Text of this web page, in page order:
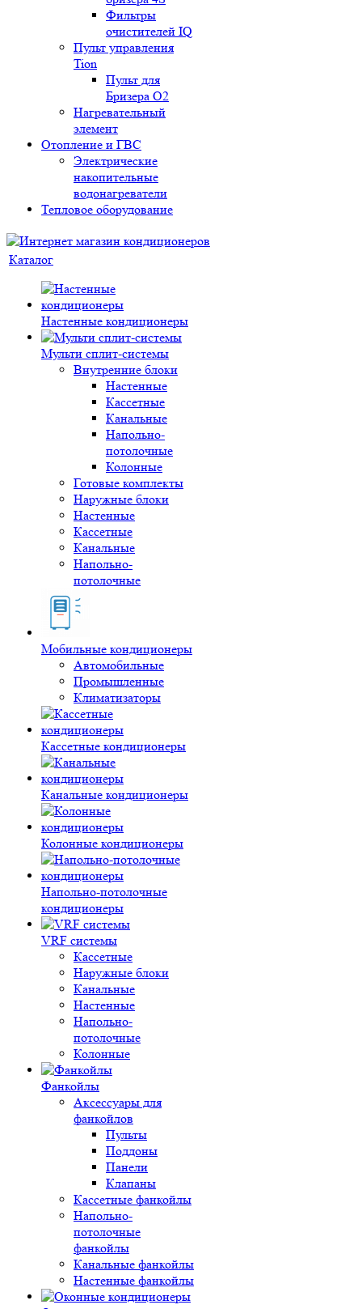
Фильтры
очистителей IQ
Пульт управления
Tion
Пульт для
Бризера O2
Нагревательный
элемент
Отопление и ГВС
Электрические
накопительные
водонагреватели
Тепловое оборудование
Каталог
Настенные кондиционеры
Мульти сплит-системы
Внутренние блоки
Настенные
Кассетные
Канальные
Напольно-
потолочные
Колонные
Готовые комплекты
Наружные блоки
Настенные
Кассетные
Канальные
Напольно-
потолочные
Мобильные кондиционеры
Автомобильные
Промышленные
Климатизаторы
Кассетные кондиционеры
Канальные кондиционеры
Колонные кондиционеры
Напольно-потолочные
кондиционеры
VRF системы
Кассетные
Наружные блоки
Канальные
Настенные
Напольно-
потолочные
Колонные
Фанкойлы
Аксессуары для
фанкойлов
Пульты
Поддоны
Панели
Клапаны
Кассетные фанкойлы
Напольно-
потолочные
фанкойлы
Канальные фанкойлы
Настенные фанкойлы